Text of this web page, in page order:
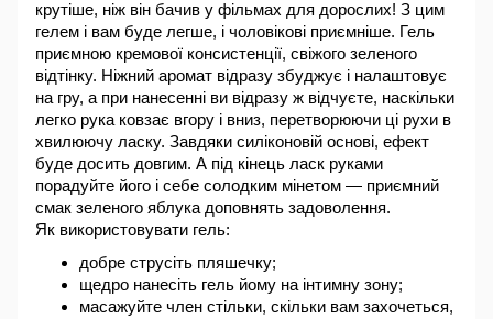
крутіше, ніж він бачив у фільмах для дорослих! З цим
гелем і вам буде легше, і чоловікові приємніше. Гель
приємною кремової консистенції, свіжого зеленого
відтінку. Ніжний аромат відразу збуджує і налаштовує
на гру, а при нанесенні ви відразу ж відчуєте, наскільки
легко рука ковзає вгору і вниз, перетворюючи ці рухи в
хвилюючу ласку. Завдяки силіконовій основі, ефект
буде досить довгим. А під кінець ласк руками
порадуйте його і себе солодким мінетом — приємний
смак зеленого яблука доповнять задоволення.
Як використовувати гель:
добре струсіть пляшечку;
щедро нанесіть гель йому на інтимну зону;
масажуйте член стільки, скільки вам захочеться,